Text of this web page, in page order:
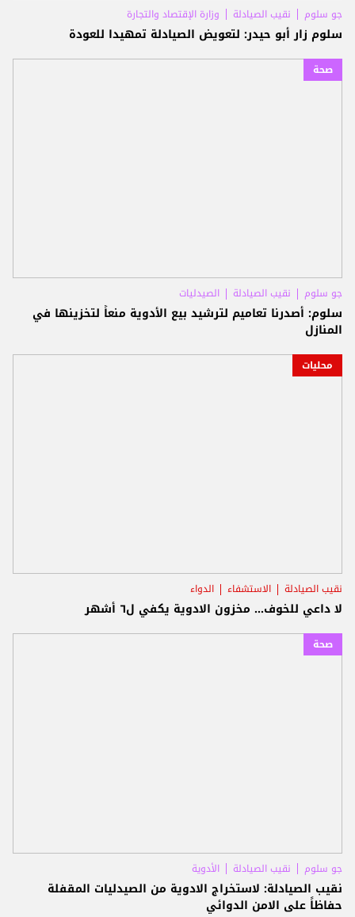
جو سلوم نقيب الصيادلة وزارة الإقتصاد والتجارة
سلوم زار أبو حيدر: لتعويض الصيادلة تمهيدا للعودة
صحة
جو سلوم نقيب الصيادلة الصيدليات
سلوم: أصدرنا تعاميم لترشيد بيع الأدوية منعاً لتخزينها في
المنازل
محليات
نقيب الصيادلة الاستشفاء الدواء
لا داعي للخوف... مخزون الادوية يكفي ل٦ أشهر
صحة
جو سلوم نقيب الصيادلة الأدوية
نقيب الصيادلة: لاستخراج الادوية من الصيدليات المقفلة
حفاظاً على الامن الدوائي